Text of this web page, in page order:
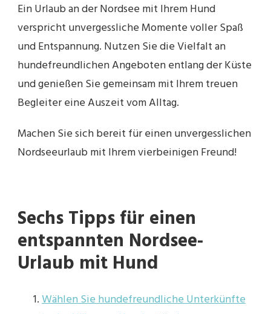
Ein Urlaub an der Nordsee mit Ihrem Hund
verspricht unvergessliche Momente voller Spaß
und Entspannung. Nutzen Sie die Vielfalt an
hundefreundlichen Angeboten entlang der Küste
und genießen Sie gemeinsam mit Ihrem treuen
Begleiter eine Auszeit vom Alltag.
Machen Sie sich bereit für einen unvergesslichen
Nordseeurlaub mit Ihrem vierbeinigen Freund!
Sechs Tipps für einen
entspannten Nordsee-
Urlaub mit Hund
Wählen Sie hundefreundliche Unterkünfte